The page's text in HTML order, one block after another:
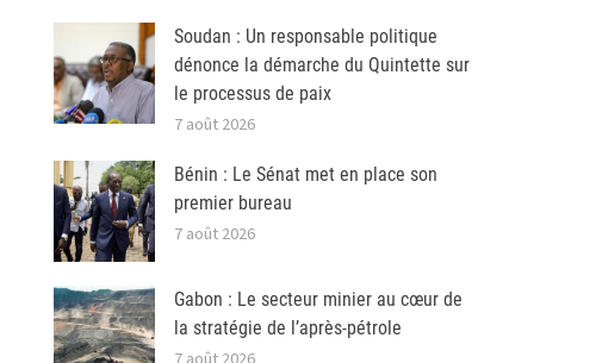
Soudan : Un responsable politique
dénonce la démarche du Quintette sur
le processus de paix
7 août 2026
Bénin : Le Sénat met en place son
premier bureau
7 août 2026
Gabon : Le secteur minier au cœur de
la stratégie de l’après-pétrole
7 août 2026